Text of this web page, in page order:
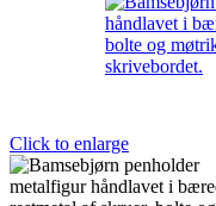
Click to enlarge